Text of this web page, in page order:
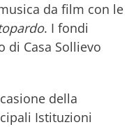
da film con le
. I fondi
di Casa Sollievo
della
Istituzioni